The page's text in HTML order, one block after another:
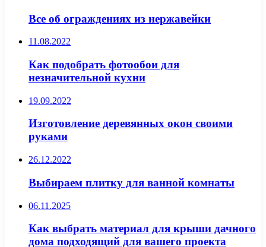
Все об ограждениях из нержавейки
11.08.2022
Как подобрать фотообои для
незначительной кухни
19.09.2022
Изготовление деревянных окон своими
руками
26.12.2022
Выбираем плитку для ванной комнаты
06.11.2025
Как выбрать материал для крыши дачного
дома подходящий для вашего проекта